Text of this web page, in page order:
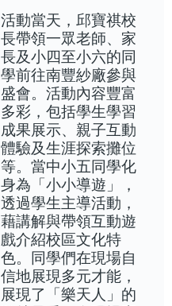
活動當天，邱寶祺校
長帶領一眾老師、家
長及小四至小六的同
學前往南豐紗廠參與
盛會。活動內容豐富
多彩，包括學生學習
成果展示、親子互動
體驗及生涯探索攤位
等。當中小五同學化
身為「小小導遊」，
透過學生主導活動，
藉講解與帶領互動遊
戲介紹校區文化特
色。同學們在現場自
信地展現多元才能，
展現了「樂天人」的